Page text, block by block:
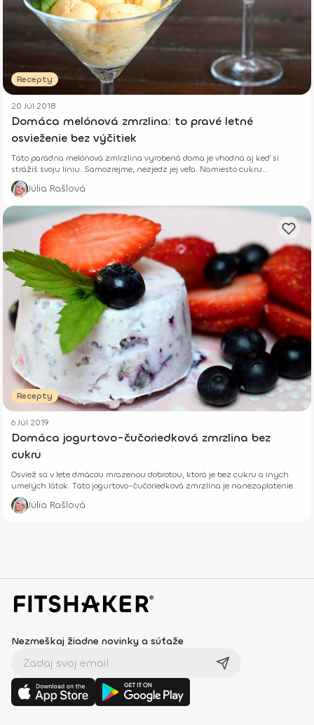
Recepty
20 Júl 2018
Domáca melónová zmrzlina: to pravé letné
osvieženie bez výčitiek
Táto parádna melónová zmlrzlina vyrobená doma je vhodná aj keď si
strážiš svoju líniu. Samozrejme, nezjedz jej veľa. Namiesto cukru
použijeme med.
Júlia Rašlová
Recepty
6 Júl 2019
Domáca jogurtovo-čučoriedková zmrzlina bez
cukru
Osviež sa v lete dmácou mrazenou dobrotou, ktorá je bez cukru a iných
umelých látok. Táto jogurtovo-čučoriedková zmrzlina je nanezaplatenie.
Júlia Rašlová
Nezmeškaj žiadne novinky a súťaže